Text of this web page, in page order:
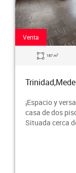
Venta
187 m2
¡Espacio y
casa de dos
Situada cerca